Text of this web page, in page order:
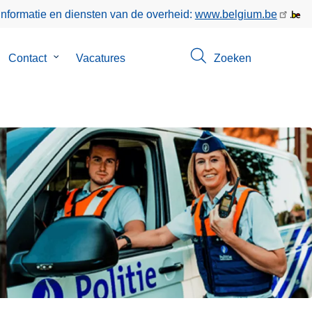
en diensten van de overheid: www.belgium.be
Contact
SubmenuVacatures Zoeken